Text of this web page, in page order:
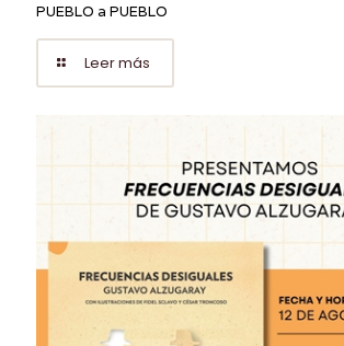
PUEBLO a PUEBLO
Leer más